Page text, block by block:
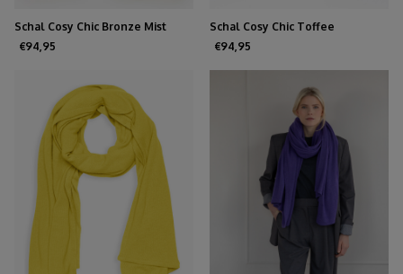
Schal Cosy Chic Bronze Mist
€94,95
Schal Cosy Chic Toffee
€94,95